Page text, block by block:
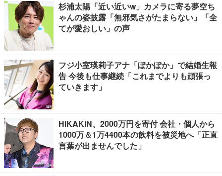
杉浦太陽「近い近いw」カメラに寄る夢空ち
ゃんの姿披露「無邪気さがたまらない」「全
てが愛おしい」の声
フジ小室瑛莉子アナ「ぽかぽか」で結婚生報
告 今後も仕事継続「これまでよりも頑張っ
ていきます」
HIKAKIN、2000万円を寄付 会社・個人から
1000万＆1万4400本の飲料を被災地へ「正直
言葉が出ませんでした」